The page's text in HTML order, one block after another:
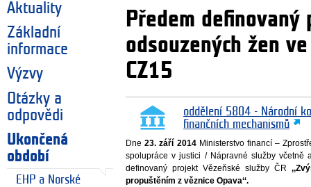
Aktuality
Základní
informace
Výzvy
Otázky a
odpovědi
Ukončená
období
EHP a Norské
Předem
odsouzených žen
CZ15
oddělení 5804 - Národní
finančních mechanismů
Dne23. září 2014Ministerstvo financí –
spolupráce v justici / Nápravné služby včetně
definovaný projekt Vězeňské služby ČR
propuštěním z věznice Opava‘‘.